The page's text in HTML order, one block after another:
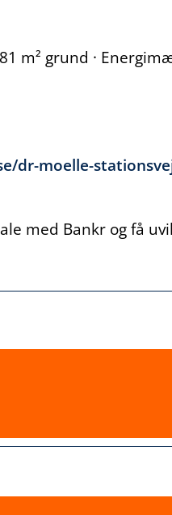
m² grund ·
dr-moelle-
med Bankr og få